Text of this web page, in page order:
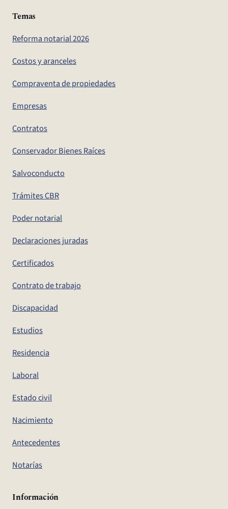
Temas
Reforma notarial 2026
Costos y aranceles
Compraventa de propiedades
Empresas
Contratos
Conservador Bienes Raíces
Salvoconducto
Trámites CBR
Poder notarial
Declaraciones juradas
Certificados
Contrato de trabajo
Discapacidad
Estudios
Residencia
Laboral
Estado civil
Nacimiento
Antecedentes
Notarías
Información